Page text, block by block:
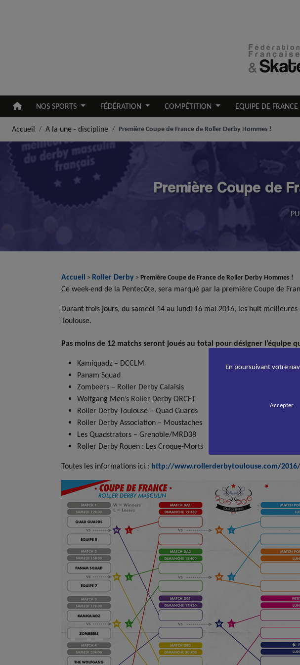
NOS SPORTS FÉDÉRATION COMPÉTITION EQUIPE DE FRANCE
Accueil A la une - discipline Première Coupe de France de Roller Derby Hommes !
Première Coupe de
Accueil > Roller Derby >Première Coupe de France de Roller Derby Hommes !
Ce week-end de la Pentecôte, sera marqué par la première Coupe de
Durant trois jours, du samedi 14 au lundi 16 mai 2016, les huit
Toulouse.
Pas moins de 12 matchs seront joués au total pour désigner l’équipe
Kamiquadz – DCCLM
Panam Squad
Zombeers – Roller Derby Calaisis
Wolfgang Men’s Roller Derby ORCET
Roller Derby Toulouse – Quad Guards
Roller Derby Association – Moustaches
Les Quadstrators – Grenoble/MRD38
Roller Derby Rouen : Les Croque-Morts
Toutes les informations ici : http://www.rollerderbytoulouse.com/
En poursuivant votre
Accepter